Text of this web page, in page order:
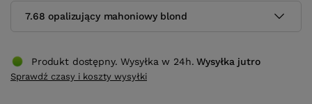
7.68 opalizujący mahoniowy blond
Produkt dostępny. Wysyłka w 24h. Wysyłka jutro
Sprawdź czasy i koszty wysyłki